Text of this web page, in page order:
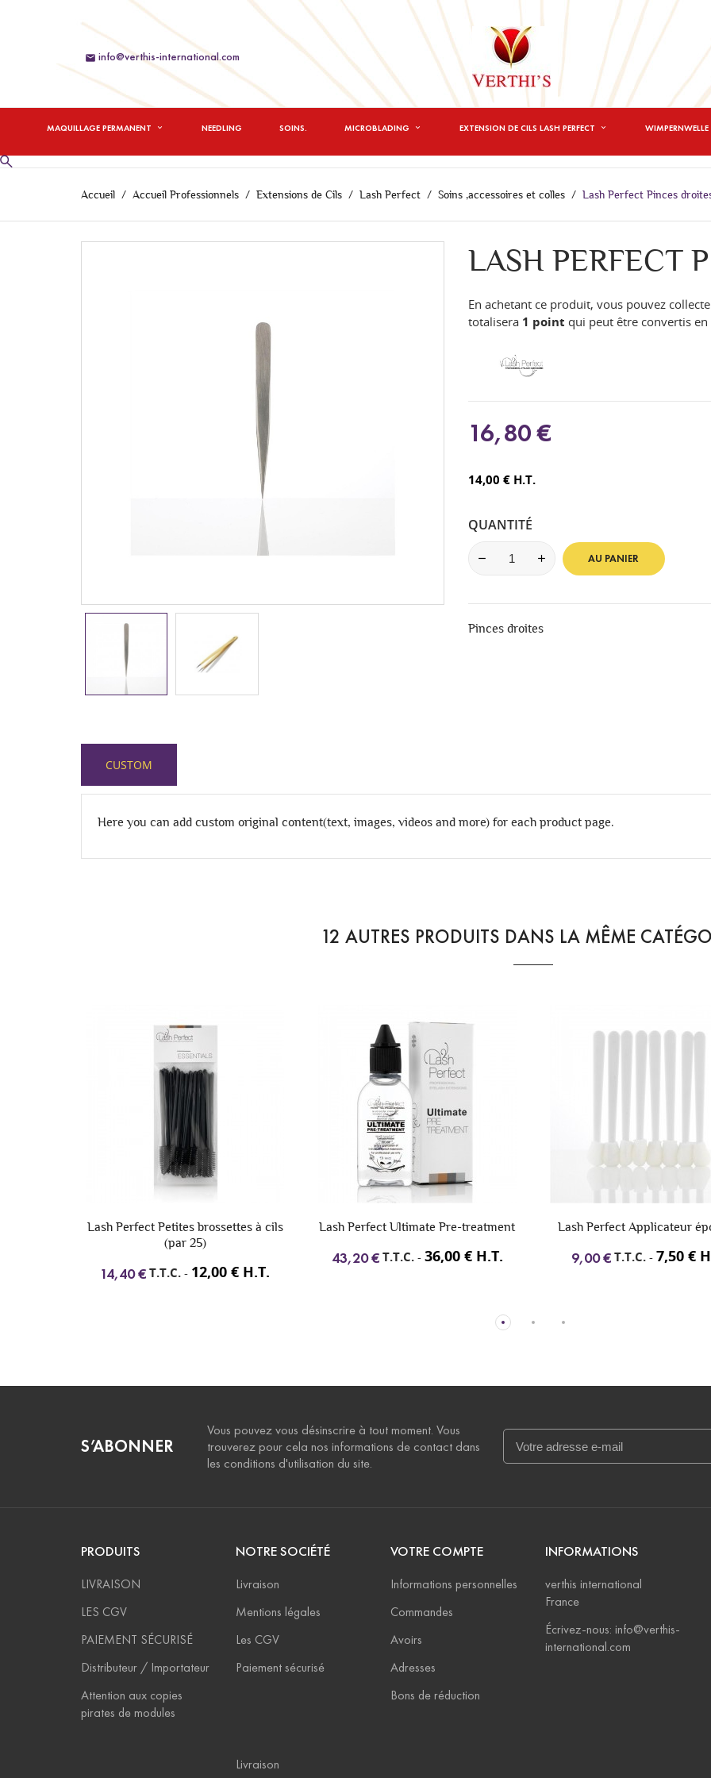
 info@verthis-international.com
MAQUILLAGE PERMANENT NEEDLING SOINS. MICROBLADING EXTENSION DE CILS LASH PERFECT
Accueil Accueil Professionnels Extensions de Cils Lash Perfect Soins ,accessoires et colles Lash Perfect Pinces
LASH PERFECT
En achetant ce produit, vous pouvez
totalisera 1 point qui peut être convertis
16,80 €
14,00 € H.T.
QUANTITÉ
AU PANIER
Pinces droites
CUSTOM
Here you can add custom original content(text, images, videos and more) for each product page.
12 AUTRES PRODUITS DANS LA MÊME
Lash Perfect Petites brossettes à cils
(par 25)
14,40 € T.T.C. - 12,00 € H.T.
Lash Perfect Ultimate Pre-treatment
43,20 € T.T.C.- 36,00 € H.T.
Lash Perfect Applicateur
9,00 € T.T.C. -7,50 €
S’ABONNER
Vous pouvez vous désinscrire à tout moment. Vous
trouverez pour cela nos informations de contact dans
les conditions d'utilisation du site.
PRODUITS
LIVRAISON
LES CGV
PAIEMENT SÉCURISÉ
Distributeur / Importateur
Attention aux copies
pirates de modules
NOTRE SOCIÉTÉ
Livraison
Mentions légales
Les CGV
Paiement sécurisé
Livraison
VOTRE COMPTE
Informations personnelles
Commandes
Avoirs
Adresses
Bons de réduction
INFORMATIONS
verthis international
France
Écrivez-nous: info@verthis-
international.com